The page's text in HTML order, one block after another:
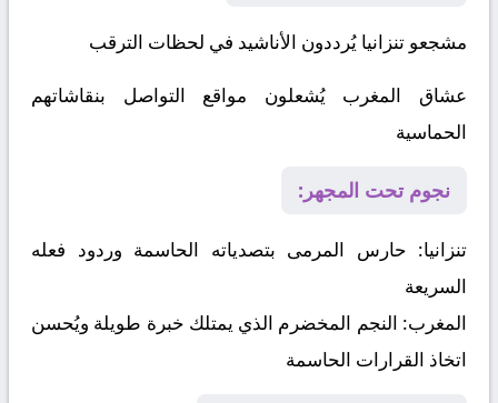
مشجعو تنزانيا يُرددون الأناشيد في لحظات الترقب
عشاق المغرب يُشعلون مواقع التواصل بنقاشاتهم
الحماسية
نجوم تحت المجهر:
تنزانيا: حارس المرمى بتصدياته الحاسمة وردود فعله
السريعة
المغرب: النجم المخضرم الذي يمتلك خبرة طويلة ويُحسن
اتخاذ القرارات الحاسمة